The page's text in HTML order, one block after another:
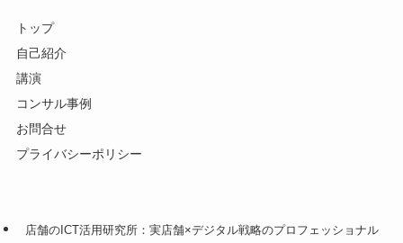
トップ
自己紹介
講演
コンサル事例
お問合せ
プライバシーポリシー
店舗のICT活用研究所：実店舗×デジタル戦略のプロフェッショナル